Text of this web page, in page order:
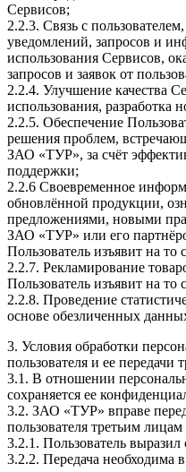
Сервисов;
2.2.3. Связь с
уведомлений, запросов и
использования Сервисов,
запросов и заявок от
2.2.4. Улучшение качества
использования, разработка
2.2.5. Обеспечение
решения проблем,
ЗАО «ТУР», за счёт
поддержки;
2.2.6 Своевременное
обновлённой продукции,
предложениями, новыми
ЗАО «ТУР» или его
Пользователь изъявит на то
2.2.7. Рекламирование
Пользователь изъявит на то
2.2.8. Проведение
основе обезличенных
3. Условия обработки
пользователя и ее передачи
3.1. В отношении
сохраняется ее
3.2. ЗАО «ТУР» вправе
пользователя третьим
3.2.1. Пользователь выразил
3.2.2. Передача необходима